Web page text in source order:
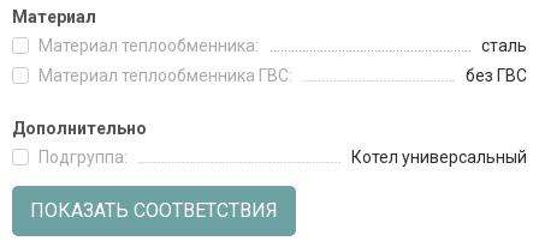
Материал
Материал теплообменника:
сталь
Материал теплообменника ГВС:
без ГВС
Дополнительно
Подгруппа:
Котел универсальный
ПОКАЗАТЬ СООТВЕТСТВИЯ